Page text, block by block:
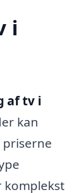
i
af tv i
kan
priserne